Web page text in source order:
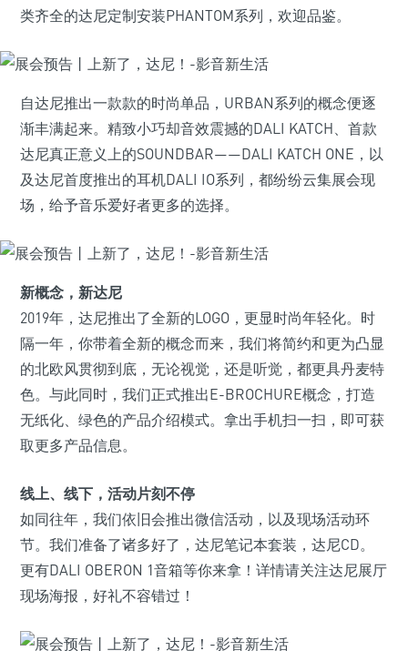
类齐全的达尼定制安装PHANTOM系列，欢迎品鉴。
自达尼推出一款款的时尚单品，URBAN系列的概念便逐
渐丰满起来。精致小巧却音效震撼的DALI KATCH、首款
达尼真正意义上的SOUNDBAR——DALI KATCH ONE，以
及达尼首度推出的耳机DALI IO系列，都纷纷云集展会现
场，给予音乐爱好者更多的选择。
新概念，新达尼
2019年，达尼推出了全新的LOGO，更显时尚年轻化。时
隔一年，你带着全新的概念而来，我们将简约和更为凸显
的北欧风贯彻到底，无论视觉，还是听觉，都更具丹麦特
色。与此同时，我们正式推出E-BROCHURE概念，打造
无纸化、绿色的产品介绍模式。拿出手机扫一扫，即可获
取更多产品信息。
线上、线下，活动片刻不停
如同往年，我们依旧会推出微信活动，以及现场活动环
节。我们准备了诸多好了，达尼笔记本套装，达尼CD。
更有DALI OBERON 1音箱等你来拿！详情请关注达尼展厅
现场海报，好礼不容错过！